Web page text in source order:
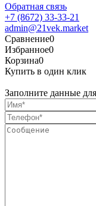
Обратная связь
+7 (8672) 33-33-21
admin@21vek.market
Сравнение0
Избранное0
Корзина0
Купить в один клик
Заполните данные для